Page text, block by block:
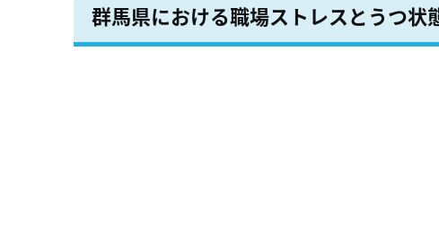
群馬県における職場ストレスとうつ